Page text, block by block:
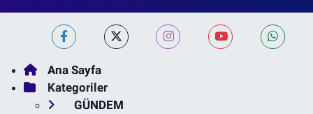
Ana Sayfa
Kategoriler
GÜNDEM